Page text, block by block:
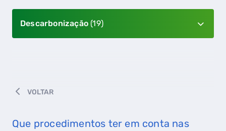
Descarbonização (19)
VOLTAR
Que procedimentos ter em conta nas